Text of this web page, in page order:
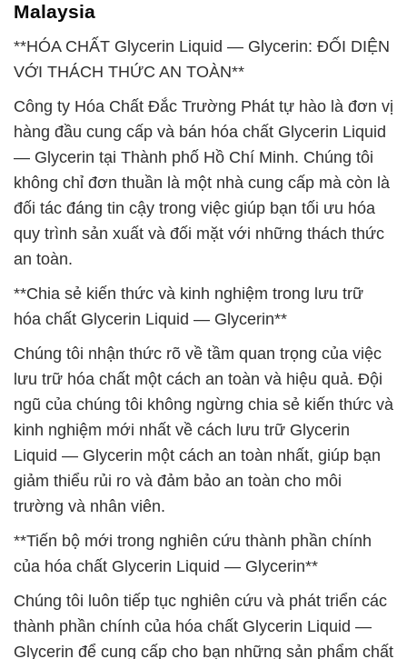
Malaysia
**HÓA CHẤT Glycerin Liquid — Glycerin: ĐỐI DIỆN
VỚI THÁCH THỨC AN TOÀN**
Công ty Hóa Chất Đắc Trường Phát tự hào là đơn vị
hàng đầu cung cấp và bán hóa chất Glycerin Liquid
— Glycerin tại Thành phố Hồ Chí Minh. Chúng tôi
không chỉ đơn thuần là một nhà cung cấp mà còn là
đối tác đáng tin cậy trong việc giúp bạn tối ưu hóa
quy trình sản xuất và đối mặt với những thách thức
an toàn.
**Chia sẻ kiến thức và kinh nghiệm trong lưu trữ
hóa chất Glycerin Liquid — Glycerin**
Chúng tôi nhận thức rõ về tầm quan trọng của việc
lưu trữ hóa chất một cách an toàn và hiệu quả. Đội
ngũ của chúng tôi không ngừng chia sẻ kiến thức và
kinh nghiệm mới nhất về cách lưu trữ Glycerin
Liquid — Glycerin một cách an toàn nhất, giúp bạn
giảm thiểu rủi ro và đảm bảo an toàn cho môi
trường và nhân viên.
**Tiến bộ mới trong nghiên cứu thành phần chính
của hóa chất Glycerin Liquid — Glycerin**
Chúng tôi luôn tiếp tục nghiên cứu và phát triển các
thành phần chính của hóa chất Glycerin Liquid —
Glycerin để cung cấp cho bạn những sản phẩm chất